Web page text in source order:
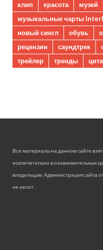
клип
красота
музей
музыкальные чарты
новый сингл
обувь
рецензии
саундтрек
трейлер
тренды
Все материалы на данном сайте
исключительно в ознакомительных
владельцам. Администрация сайта
не несет.